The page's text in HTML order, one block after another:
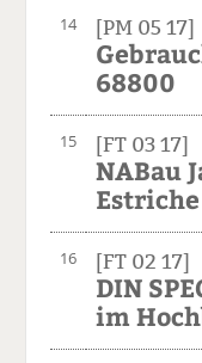
14 [PM 05 17]
68800
15 [FT 03 17]
NABau
16 [FT 02 17]
DIN
im